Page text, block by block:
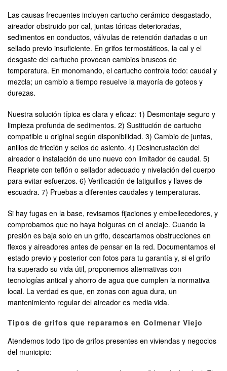
Las causas frecuentes incluyen cartucho cerámico desgastado,
aireador obstruido por cal, juntas tóricas deterioradas,
sedimentos en conductos, válvulas de retención dañadas o un
sellado previo insuficiente. En grifos termostáticos, la cal y el
desgaste del cartucho provocan cambios bruscos de
temperatura. En monomando, el cartucho controla todo: caudal y
mezcla; un cambio a tiempo resuelve la mayoría de goteos y
durezas.
Nuestra solución típica es clara y eficaz: 1) Desmontaje seguro y
limpieza profunda de sedimentos. 2) Sustitución de cartucho
compatible u original según disponibilidad. 3) Cambio de juntas,
anillos de fricción y sellos de asiento. 4) Desincrustación del
aireador o instalación de uno nuevo con limitador de caudal. 5)
Reapriete con teflón o sellador adecuado y nivelación del cuerpo
para evitar esfuerzos. 6) Verificación de latiguillos y llaves de
escuadra. 7) Pruebas a diferentes caudales y temperaturas.
Si hay fugas en la base, revisamos fijaciones y embellecedores, y
comprobamos que no haya holguras en el anclaje. Cuando la
presión es baja solo en un grifo, descartamos obstrucciones en
flexos y aireadores antes de pensar en la red. Documentamos el
estado previo y posterior con fotos para tu garantía y, si el grifo
ha superado su vida útil, proponemos alternativas con
tecnologías antical y ahorro de agua que cumplen la normativa
local. La verdad es que, en zonas con agua dura, un
mantenimiento regular del aireador es media vida.
Tipos de grifos que reparamos en Colmenar Viejo
Atendemos todo tipo de grifos presentes en viviendas y negocios
del municipio: